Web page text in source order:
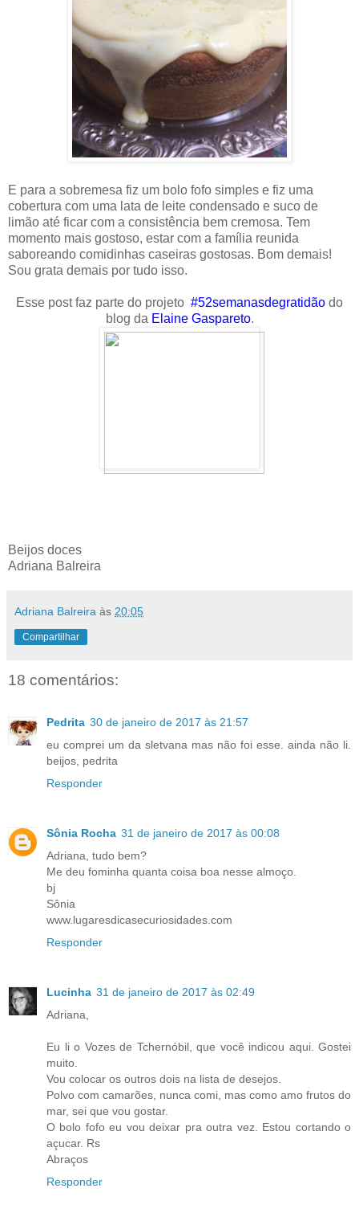
E para a sobremesa fiz um bolo fofo simples e fiz uma
cobertura com uma lata de leite condensado e suco de
limão até ficar com a consistência bem cremosa. Tem
momento mais gostoso, estar com a família reunida
saboreando comidinhas caseiras gostosas. Bom demais!
Sou grata demais por tudo isso.
Esse post faz parte do projeto #52semanasdegratidão do
blog da Elaine Gaspareto.
Beijos doces
Adriana Balreira
Adriana Balreira às 20:05
Compartilhar
18 comentários:
Pedrita 30 de janeiro de 2017 às 21:57
eu comprei um da sletvana mas não foi esse. ainda não li.
beijos, pedrita
Responder
Sônia Rocha 31 de janeiro de 2017 às 00:08
Adriana, tudo bem?
Me deu fominha quanta coisa boa nesse almoço.
bj
Sônia
www.lugaresdicasecuriosidades.com
Responder
Lucinha 31 de janeiro de 2017 às 02:49
Adriana,
Eu li o Vozes de Tchernóbil, que você indicou aqui. Gostei
muito.
Vou colocar os outros dois na lista de desejos.
Polvo com camarões, nunca comi, mas como amo frutos do
mar, sei que vou gostar.
O bolo fofo eu vou deixar pra outra vez. Estou cortando o
açucar. Rs
Abraços
Responder